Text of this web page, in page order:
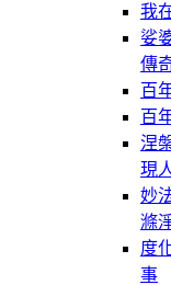
我
娑
傳
百
百
涅
現
妙
滌
度
事